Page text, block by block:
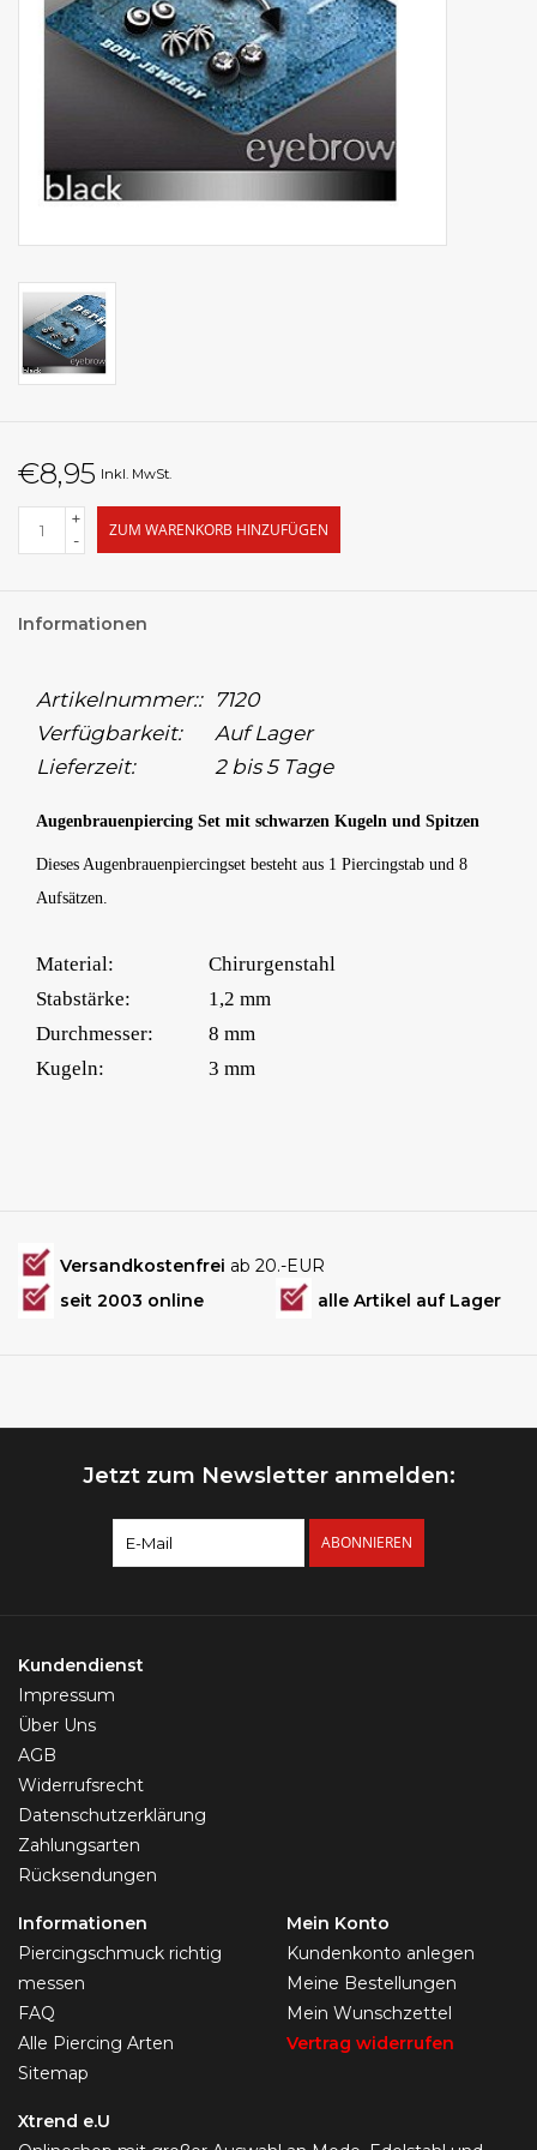
€8,95 Inkl. MwSt.
+
-
ZUM WARENKORB HINZUFÜGEN
Informationen
Artikelnummer:: 7120
Verfügbarkeit:
Auf Lager
Lieferzeit:
2 bis 5 Tage
Augenbrauenpiercing Set mit schwarzen Kugeln und Spitzen
Dieses Augenbrauenpiercingset besteht aus 1 Piercingstab und 8
Aufsätzen.
Material:
Chirurgenstahl
Stabstärke:
1,2 mm
Durchmesser:
8 mm
Kugeln:
3 mm
Versandkostenfrei ab 20.-EUR
seit 2003 online
alle Artikel auf Lager
Jetzt zum Newsletter anmelden:
ABONNIEREN
Kundendienst
Impressum
Über Uns
AGB
Widerrufsrecht
Datenschutzerklärung
Zahlungsarten
Rücksendungen
Informationen
Piercingschmuck richtig
messen
FAQ
Alle Piercing Arten
Sitemap
Mein Konto
Kundenkonto anlegen
Meine Bestellungen
Mein Wunschzettel
Vertrag widerrufen
Xtrend e.U